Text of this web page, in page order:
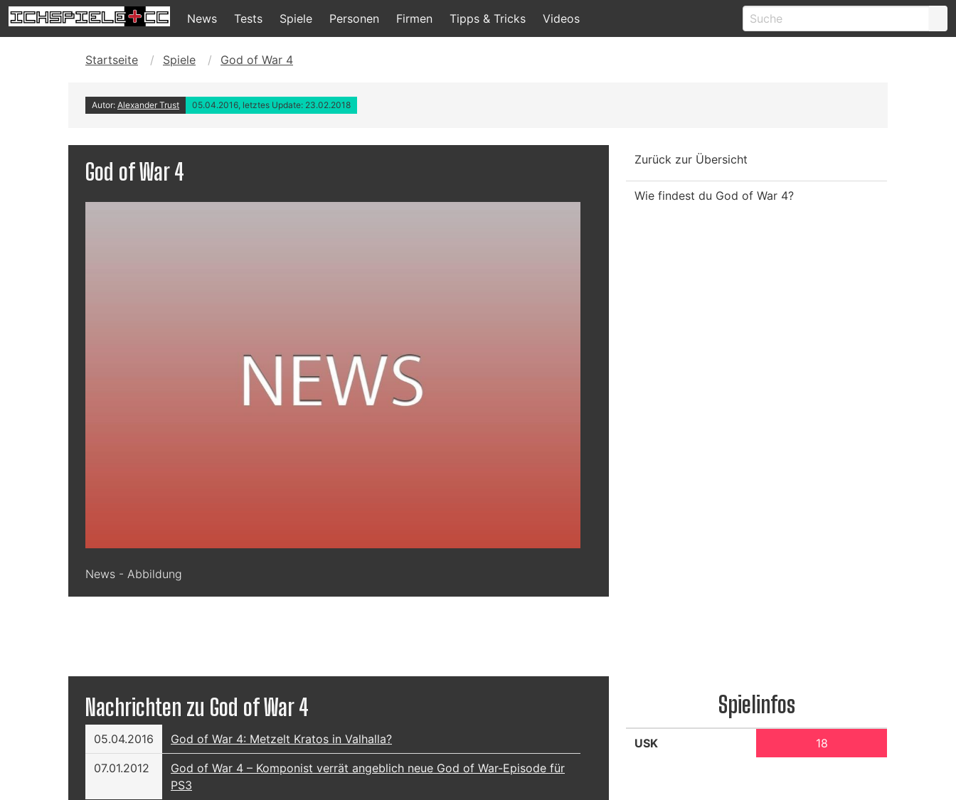
News Tests Spiele Personen Firmen Tipps & Tricks Videos
Startseite Spiele God of War 4
Autor: Alexander Trust 05.04.2016, letztes Update: 23.02.2018
God of War 4
News - Abbildung
Nachrichten zu God of War 4
05.04.2016 God of War 4: Metzelt Kratos in Valhalla?
07.01.2012
God of War 4 – Komponist verrät angeblich neue God of War-Episode für
PS3
Zurück zur Übersicht
Wie findest du God of War 4?
Spielinfos
USK 18